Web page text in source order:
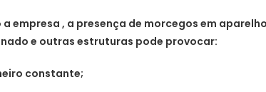
a empresa , a presença de morcegos em
e outras estruturas pode provocar:
constante;